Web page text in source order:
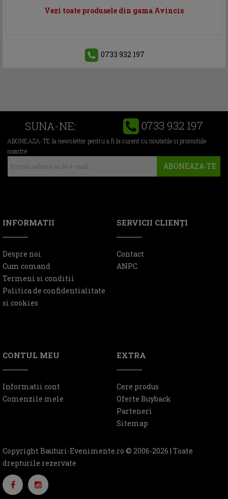
Vezi toate produsele din gama Avincis
0733 932 197
SUNA-NE: 0733 932 197
ABONEAZA-TE la newsletter pentru a fi la curent cu noutatile si promotiile
noastre
ABONEAZA-TE
INFORMATII
Despre noi
Cum comand
Termeni si conditii
Politica de confidentialitate
si cookies
SERVICII CLIENŢI
Contact
ANPC
CONTUL MEU
Informatii cont
Comenzile mele
EXTRA
Cere produs
Oferte Buyback
Parteneri
Sitemap
Copyright Bauturi-Evenimente.ro © 2006-2026 | Toate
drepturile rezervate